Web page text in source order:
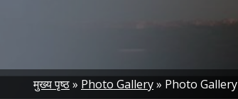
Breadcrumb
मुख्य पृष्ठ Photo Gallery Photo Gallery